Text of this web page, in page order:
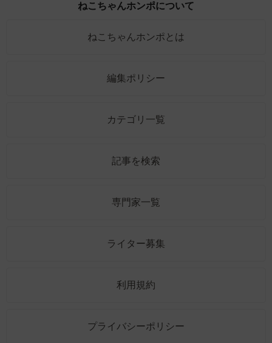
ねこちゃんホンポについて
ねこちゃんホンポとは
編集ポリシー
カテゴリ一覧
記事を検索
専門家一覧
ライター募集
利用規約
プライバシーポリシー